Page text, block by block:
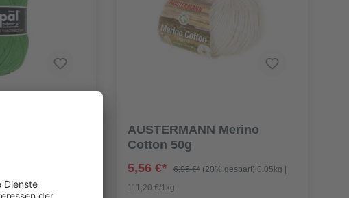
AUSTERMANN Merino
Cotton 50g
5,56 €*
6,95 €* (20% gespart) 0.05kg |
111,20 €/1kg